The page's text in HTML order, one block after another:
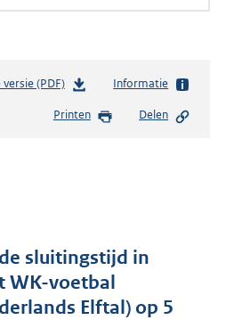
(PDF)b
s
r
o
t
Informatie
Printen Delen
sluitingstijd in
WK-voetbal
Elftal) op 5